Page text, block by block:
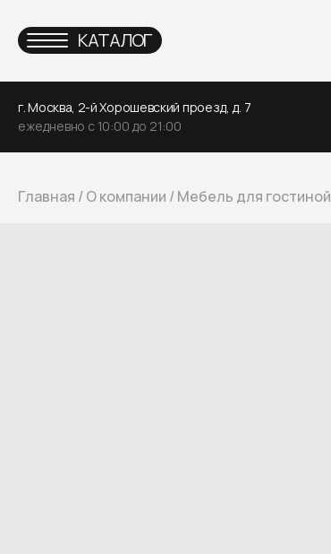
КАТАЛОГ
г. Москва, 2-й Хорошевский проезд, д. 7
ежедневно с 10:00 до 21:00
Главная /О компании /Мебель для гостиной